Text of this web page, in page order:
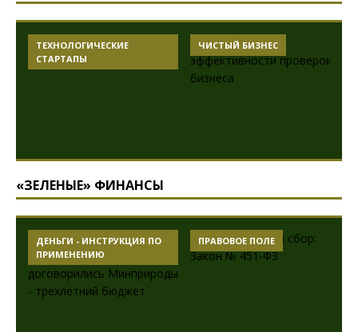
ЧИСТЫЙ БИЗНЕС
АКСИОМЫ
«ЗЕЛЕНЫЕ» ФИНАНСЫ
ПО ПРАВОВОЕ ПОЛЕ
ДЕНЬГИ -
ПРИМЕНЕНИЮ